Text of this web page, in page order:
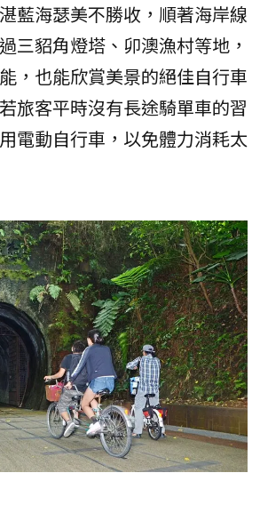
藍海瑟美不勝收，順著海岸線
三貂角燈塔、卯澳漁村等地，
，也能欣賞美景的絕佳自行車
旅客平時沒有長途騎單車的習
電動自行車，以免體力消耗太